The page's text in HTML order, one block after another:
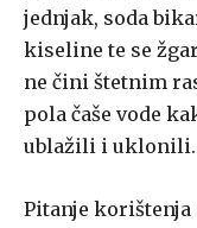
jednjak, soda
kiseline te se
ne čini štetnim
pola čaše vode
ublažili i uklonili.
Pitanje korištenja